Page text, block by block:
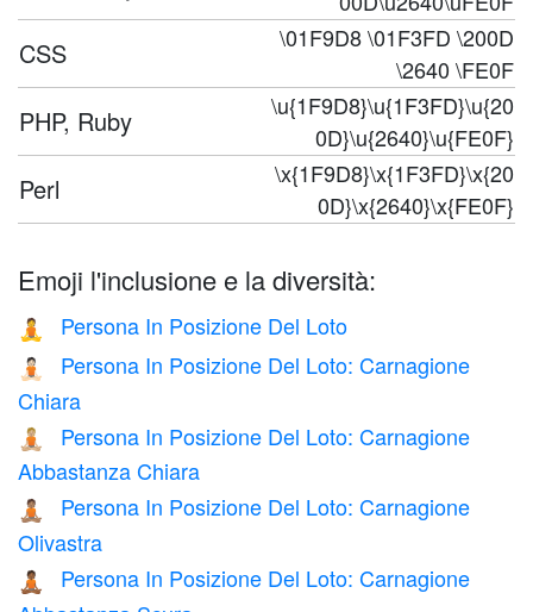
CSS
\01F9D8 \01F3FD \200D
\2640 \FE0F
PHP, Ruby
\u{1F9D8}\u{1F3FD}\u{20
0D}\u{2640}\u{FE0F}
Perl
\x{1F9D8}\x{1F3FD}\x{20
0D}\x{2640}\x{FE0F}
Emoji l'inclusione e la diversità:
🧘 Persona In Posizione Del Loto
🧘🏻
Persona In Posizione Del Loto: Carnagione
Chiara
🧘🏼
Persona In Posizione Del Loto: Carnagione
Abbastanza Chiara
🧘🏽
Persona In Posizione Del Loto: Carnagione
Olivastra
🧘🏾
Persona In Posizione Del Loto: Carnagione